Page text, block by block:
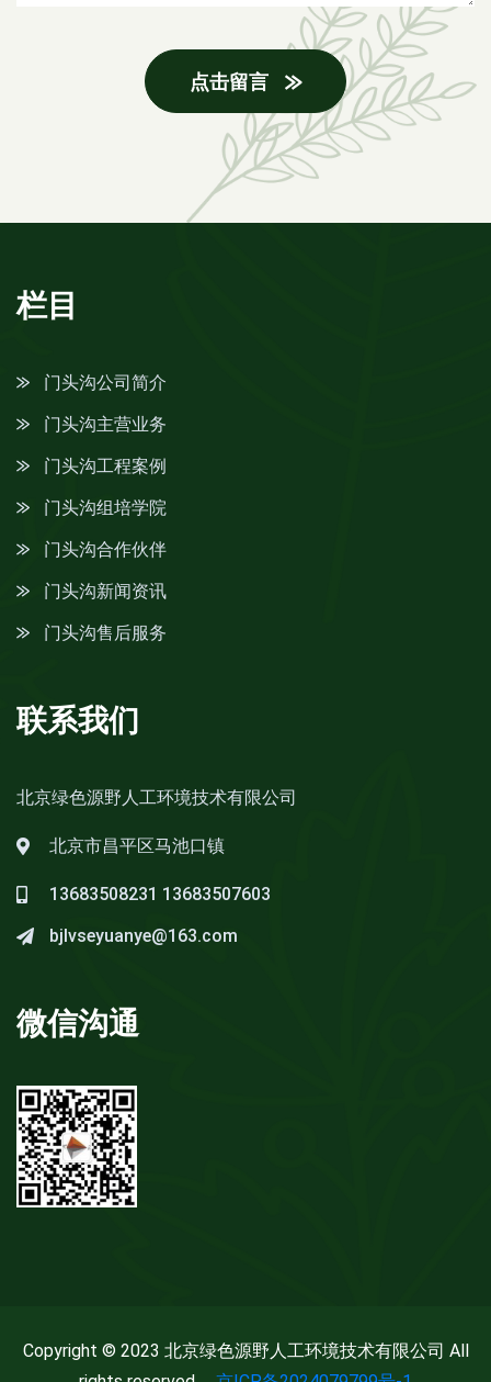
点击留言
栏目
门头沟公司简介
门头沟主营业务
门头沟工程案例
门头沟组培学院
门头沟合作伙伴
门头沟新闻资讯
门头沟售后服务
联系我们
北京绿色源野人工环境技术有限公司
北京市昌平区马池口镇
13683508231 13683507603
bjlvseyuanye@163.com
微信沟通
Copyright © 2023 北京绿色源野人工环境技术有限公司 All